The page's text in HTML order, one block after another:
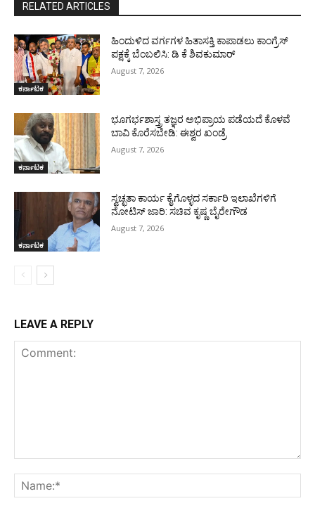
RELATED ARTICLES
ಕರ್ನಾಟಕ
ಹಿಂದುಳಿದ ವರ್ಗಗಳ ಹಿತಾಸಕ್ತಿ ಕಾಪಾಡಲು ಕಾಂಗ್ರೆಸ್
ಪಕ್ಷಕ್ಕೆ ಬೆಂಬಲಿಸಿ: ಡಿ ಕೆ ಶಿವಕುಮಾರ್
August 7, 2026
ಕರ್ನಾಟಕ
ಭೂಗರ್ಭಶಾಸ್ತ್ರ ತಜ್ಞರ ಅಭಿಪ್ರಾಯ ಪಡೆಯದೆ ಕೊಳವೆ
ಬಾವಿ ಕೊರೆಸಬೇಡಿ: ಈಶ್ವರ ಖಂಡ್ರೆ
August 7, 2026
ಕರ್ನಾಟಕ
ಸ್ವಚ್ಛತಾ ಕಾರ್ಯ ಕೈಗೊಳ್ಳದ ಸರ್ಕಾರಿ ಇಲಾಖೆಗಳಿಗೆ
ನೋಟಿಸ್ ಜಾರಿ: ಸಚಿವ ಕೃಷ್ಣ ಬೈರೇಗೌಡ
August 7, 2026
LEAVE A REPLY